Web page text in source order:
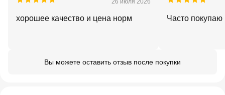
26 июля 2026
хорошее качество и цена норм Часто покупаю
Вы можете оставить отзыв после покупки